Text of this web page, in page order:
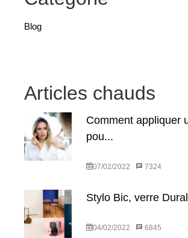
Blog
Articles chauds
Comment appliquer
pou...
07/02/2022 7324
Stylo Bic, verre
04/02/2022 6845